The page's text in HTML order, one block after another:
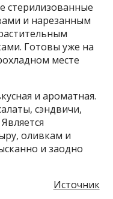
стерилизованные
и нарезанным
Готовы уже на
месте
и ароматная.
сэндвичи,
оливкам и
и заодно
Источник